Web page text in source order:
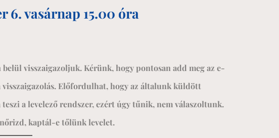
6. vasárnap 15.00 óra
visszaigazoljuk. Kérünk, hogy pontosan add meg az e-
Előfordulhat, hogy az általunk küldött
teszi a levelező rendszer, ezért úgy tűnik, nem válaszoltunk.
kaptál-e tőlünk levelet.